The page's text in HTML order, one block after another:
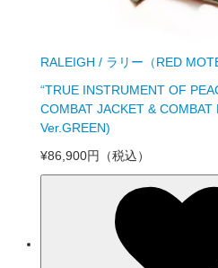
RALEIGH / ラリー（RED
“TRUE INSTRUMENT OF
COMBAT JACKET &
Ver.GREEN)
¥86,900円
（税込）